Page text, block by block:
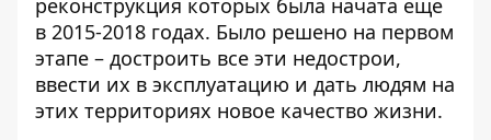
реконструкция которых была начата еще
в 2015-2018 годах. Было решено на первом
этапе – достроить все эти недострои,
ввести их в эксплуатацию и дать людям на
этих территориях новое качество жизни.